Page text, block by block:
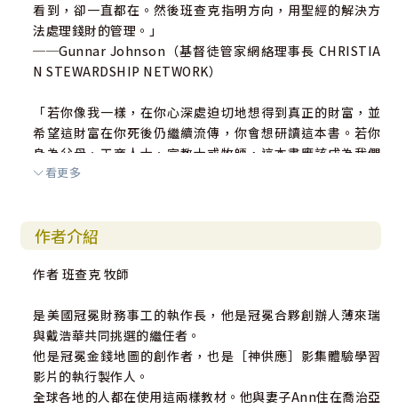
看到，卻一直都在。然後班查克指明方向，用聖經的解決方
法處理錢財的管理。」
──Gunnar Johnson（基督徒管家網絡理事長 CHRISTIA
N STEWARDSHIP NETWORK）
「若你像我一樣，在你心深處迫切地想得到真正的財富，並
希望這財富在你死後仍繼續流傳，你會想研讀這本書。若你
身為父母、工商人士、宣教士或牧師，這本書應該成為我們
的方針。我計畫要與我的子女和親戚一起讀這本書，也要送
洲，讀這本書都是必需的，且是當務之急！」
──Reginaldo Andre Kruklis（瑞士蘇黎士國際改革教會主
任牧師、前哈該學院院長）
「班查克的新書是以聖經為基礎，使我們不受我們文化對財
富與快樂的定義所影響。對工作過度的人、對自己情況不滿
意和疲倦的人，他對『財富』提出了一個新的定義，幫助我
們確切清楚地發現真正的財富。打開財富之根這本書，你將
會把你的抱負轉向最大的財富和永恆的滿足。」
看更多
作者介紹
作者 班查克 牧師
是美國冠冕財務事工的執作長，他是冠冕合夥創辦人薄來瑞
與戴浩華共同挑選的繼任者。
他是冠冕金錢地圖的創作者，也是［神供應］影集體驗學習
影片的執行製作人。
全球各地的人都在使用這兩樣教材。他與妻子Ann住在喬治亞